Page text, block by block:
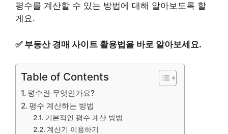
평수를 계산할 수 있는 방법에 대해 알아보도록 할
게요.
✅ 부동산 경매 사이트 활용법을 바로 알아보세요.
Table of Contents
평수란 무엇인가요?
평수 계산하는 방법
기본적인 평수 계산 방법
계산기 이용하기